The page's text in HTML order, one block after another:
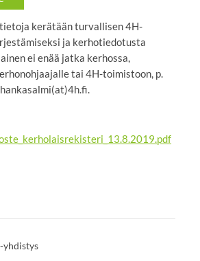
kerätään turvallisen 4H-
ja kerhotiedotusta
ei enää jatka kerhossa,
tai 4H-toimistoon, p.
yhdistys